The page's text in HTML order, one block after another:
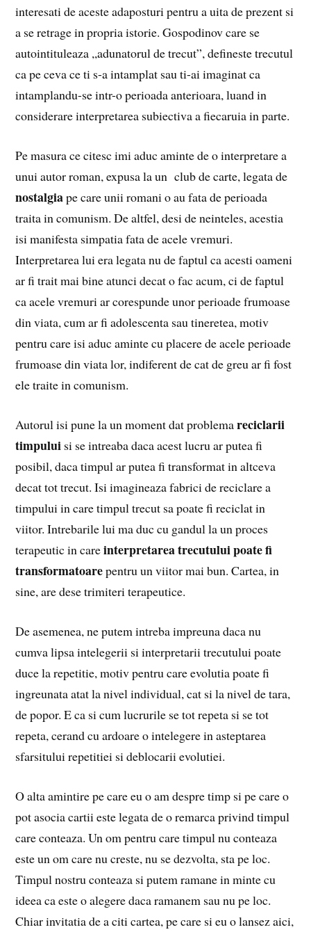
interesati de aceste adaposturi pentru a uita de prezent si
a se retrage in propria istorie. Gospodinov care se
autointituleaza ,,adunatorul de trecut”, defineste trecutul
ca pe ceva ce ti s-a intamplat sau ti-ai imaginat ca
intamplandu-se intr-o perioada anterioara, luand in
considerare interpretarea subiectiva a fiecaruia in parte.
Pe masura ce citesc imi aduc aminte de o interpretare a
unui autor roman, expusa la un club de carte, legata de
nostalgiape care unii romani o au fata de perioada
traita in comunism. De altfel, desi de neinteles, acestia
isi manifesta simpatia fata de acele vremuri.
Interpretarea lui era legata nu de faptul ca acesti oameni
ar fi trait mai bine atunci decat o fac acum, ci de faptul
ca acele vremuri ar corespunde unor perioade frumoase
din viata, cum ar fi adolescenta sau tineretea, motiv
pentru care isi aduc aminte cu placere de acele perioade
frumoase din viata lor, indiferent de cat de greu ar fi fost
ele traite in comunism.
Autorul isi pune la un moment dat problemareciclarii
timpului si se intreaba daca acest lucru ar putea fi
posibil, daca timpul ar putea fi transformat in altceva
decat tot trecut. Isi imagineaza fabrici de reciclare a
timpului in care timpul trecut sa poate fi reciclat in
viitor. Intrebarile lui ma duc cu gandul la un proces
terapeutic in careinterpretarea trecutului poate fi
transformatoarepentru un viitor mai bun. Cartea, in
sine, are dese trimiteri terapeutice.
De asemenea, ne putem intreba impreuna daca nu
cumva lipsa intelegerii si interpretarii trecutului poate
duce la repetitie, motiv pentru care evolutia poate fi
ingreunata atat la nivel individual, cat si la nivel de tara,
de popor. E ca si cum lucrurile se tot repeta si se tot
repeta, cerand cu ardoare o intelegere in asteptarea
sfarsitului repetitiei si deblocarii evolutiei.
O alta amintire pe care eu o am despre timp si pe care o
pot asocia cartii este legata de o remarca privind timpul
care conteaza. Un om pentru care timpul nu conteaza
este un om care nu creste, nu se dezvolta, sta pe loc.
Timpul nostru conteaza si putem ramane in minte cu
ideea ca este o alegere daca ramanem sau nu pe loc.
Chiar invitatia de a citi cartea, pe care si eu o lansez aici,